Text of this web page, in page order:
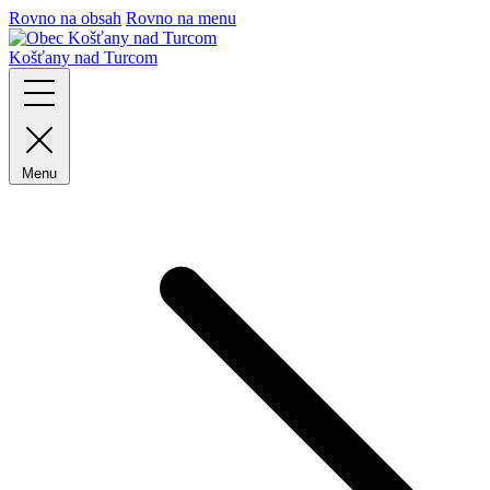
Rovno na obsah Rovno na menu
Košťany nad Turcom
Menu